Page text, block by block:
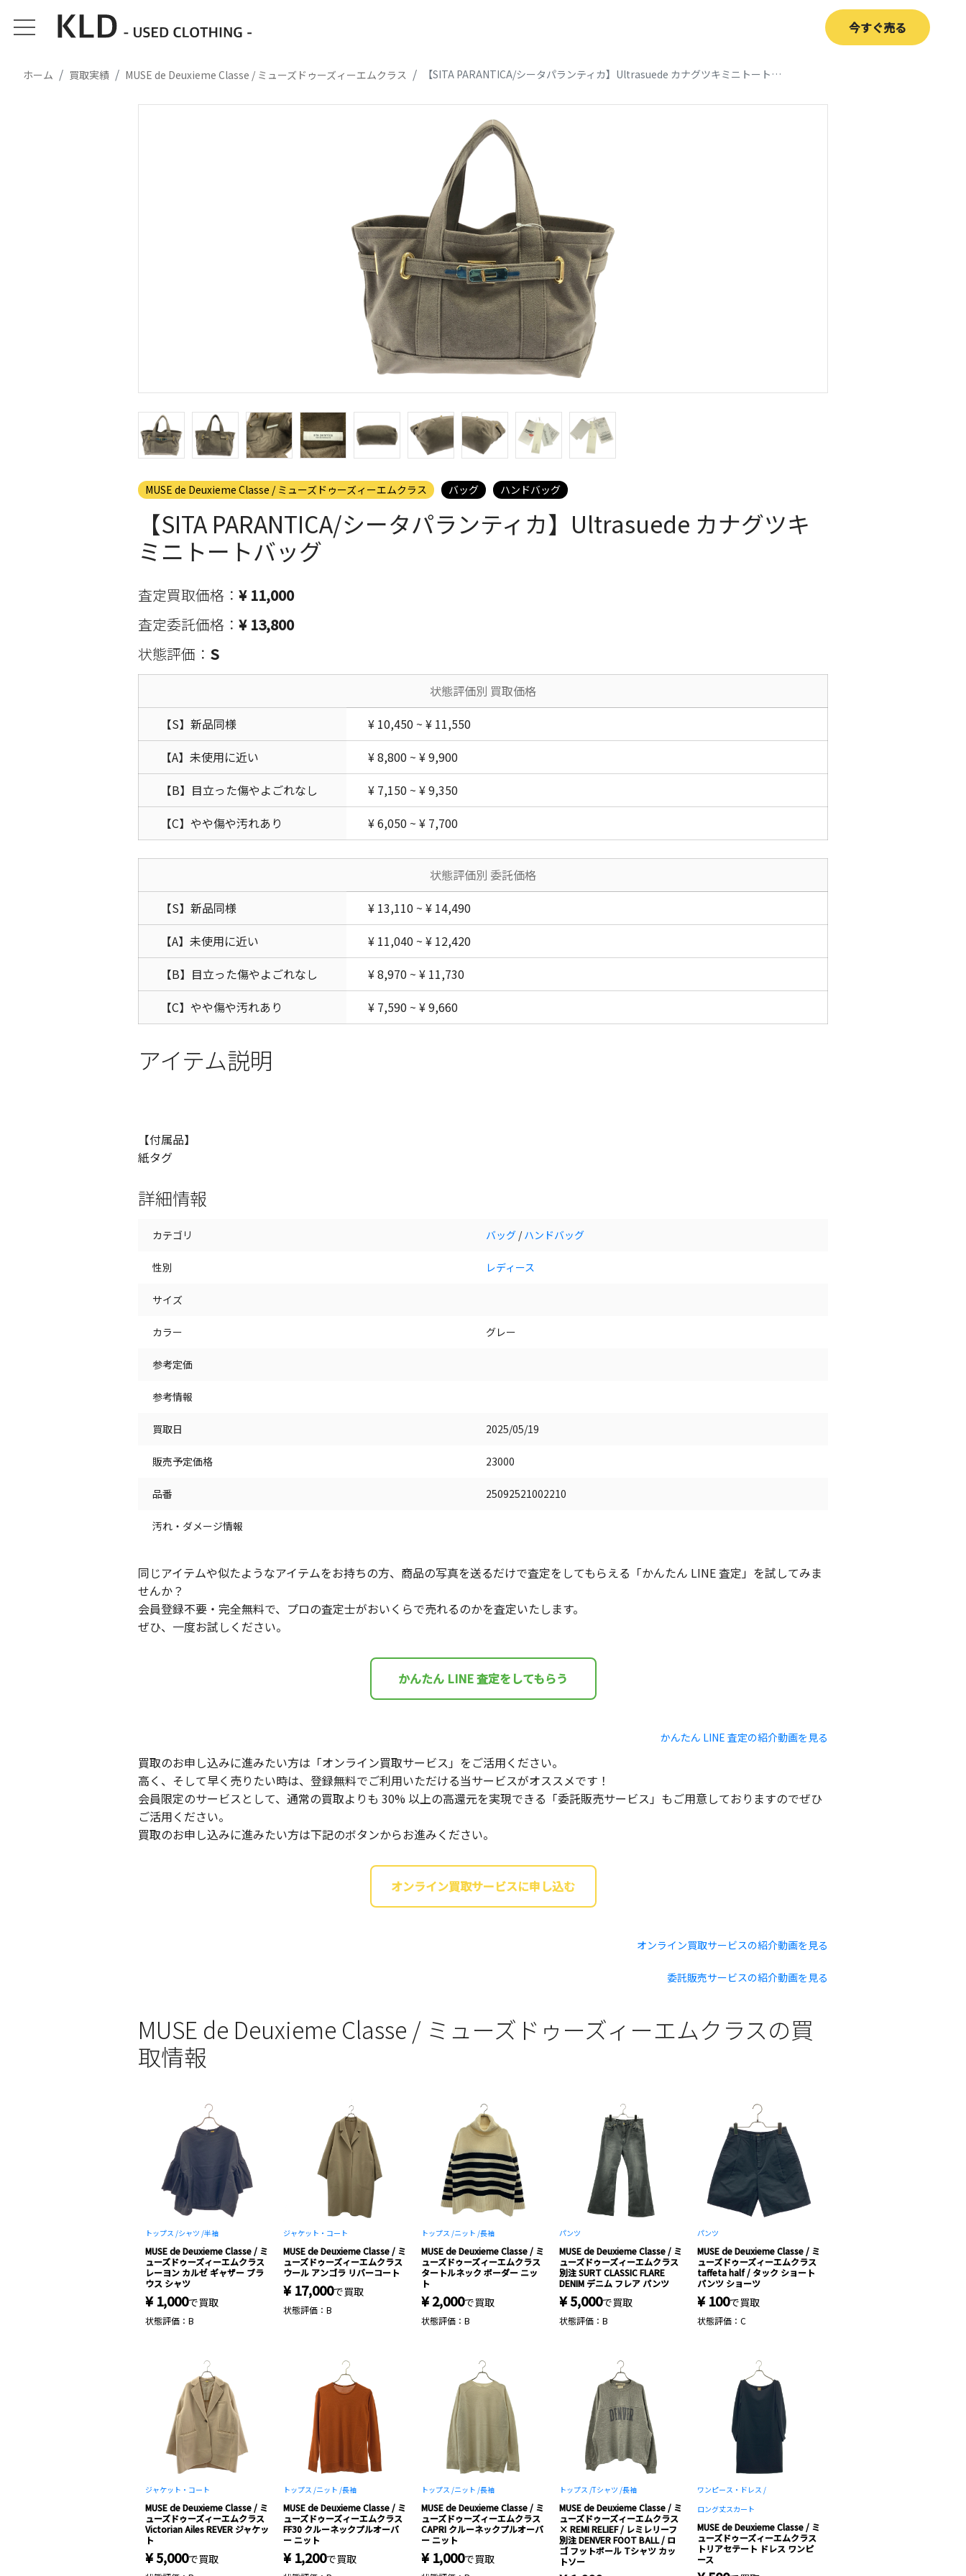
今すぐ売る
ホーム 買取実績 MUSE de Deuxieme Classe / ミューズドゥーズィーエムクラス 【SITA PARANTICA/シータパランティカ】Ultrasuede カナグツキミニトートバッグ
MUSE de Deuxieme Classe / ミューズドゥーズィーエムクラス バッグ ハンドバッグ
【SITA PARANTICA/シータパランティカ】Ultrasuede カナグツキ
ミニトートバッグ
査定買取価格： ¥ 11,000
査定委託価格： ¥ 13,800
状態評価： S
状態評価別 買取価格
【S】新品同様
¥ 10,450 ~ ¥ 11,550
【A】未使用に近い
¥ 8,800 ~ ¥ 9,900
【B】目立った傷やよごれなし
¥ 7,150 ~ ¥ 9,350
【C】やや傷や汚れあり
¥ 6,050 ~ ¥ 7,700
状態評価別 委託価格
【S】新品同様
¥ 13,110 ~ ¥ 14,490
【A】未使用に近い
¥ 11,040 ~ ¥ 12,420
【B】目立った傷やよごれなし
¥ 8,970 ~ ¥ 11,730
【C】やや傷や汚れあり
¥ 7,590 ~ ¥ 9,660
アイテム説明
【付属品】
紙タグ
詳細情報
カテゴリ バッグ /ハンドバッグ
性別 レディース
サイズ
カラー グレー
参考定価
参考情報
買取日 2025/05/19
販売予定価格 23000
品番 25092521002210
汚れ・ダメージ情報
同じアイテムや似たようなアイテムをお持ちの方、商品の写真を送るだけで査定をしてもらえる「かんたん LINE 査定」を試してみま
せんか？
会員登録不要・完全無料で、プロの査定士がおいくらで売れるのかを査定いたします。
ぜひ、一度お試しください。
かんたん LINE 査定をしてもらう
かんたん LINE 査定の紹介動画を見る
買取のお申し込みに進みたい方は「オンライン買取サービス」をご活用ください。
高く、そして早く売りたい時は、登録無料でご利用いただける当サービスがオススメです！
会員限定のサービスとして、通常の買取よりも 30% 以上の高還元を実現できる「委託販売サービス」もご用意しておりますのでぜひ
ご活用ください。
買取のお申し込みに進みたい方は下記のボタンからお進みください。
オンライン買取サービスに申し込む
オンライン買取サービスの紹介動画を見る
委託販売サービスの紹介動画を見る
MUSE de Deuxieme Classe / ミューズドゥーズィーエムクラスの買
取情報
トップス /シャツ /半袖
MUSE de Deuxieme Classe / ミ
ューズドゥーズィーエムクラス
レーヨン カルゼ ギャザー ブラ
ウス シャツ
¥ 1,000で買取
状態評価：B
ジャケット・コート
MUSE de Deuxieme Classe / ミ
ューズドゥーズィーエムクラス
ウール アンゴラ リバーコート
¥ 17,000で買取
状態評価：B
トップス /ニット /長袖
MUSE de Deuxieme Classe / ミ
ューズドゥーズィーエムクラス
タートルネック ボーダー ニッ
ト
¥ 2,000で買取
状態評価：B
パンツ
MUSE de Deuxieme Classe / ミ
ューズドゥーズィーエムクラス
別注 SURT CLASSIC FLARE
DENIM デニム フレア パンツ
¥ 5,000で買取
状態評価：B
パンツ
MUSE de Deuxieme Classe / ミ
ューズドゥーズィーエムクラス
taffeta half / タック ショート
パンツ ショーツ
¥ 100で買取
状態評価：C
ジャケット・コート
MUSE de Deuxieme Classe / ミ
ューズドゥーズィーエムクラス
Victorian Ailes REVER ジャケッ
ト
¥ 5,000で買取
トップス /ニット /長袖
MUSE de Deuxieme Classe / ミ
ューズドゥーズィーエムクラス
FF30 クルーネックプルオーバ
ー ニット
¥ 1,200で買取
トップス /ニット /長袖
MUSE de Deuxieme Classe / ミ
ューズドゥーズィーエムクラス
CAPRI クルーネックプルオーバ
ー ニット
¥ 1,000で買取
トップス /Tシャツ /長袖
MUSE de Deuxieme Classe / ミ
ューズドゥーズィーエムクラス
× REMI RELIEF / レミレリーフ
別注 DENVER FOOT BALL / ロ
ゴ フットボール Tシャツ カッ
トソー
ワンピース・ドレス /
ロング丈スカート
MUSE de Deuxieme Classe / ミ
ューズドゥーズィーエムクラス
トリアセテート ドレス ワンピ
ース